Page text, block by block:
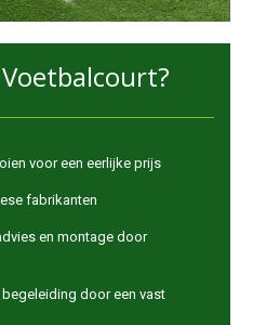
voor een eerlijke prijs
fabrikanten
en montage door
door een vast